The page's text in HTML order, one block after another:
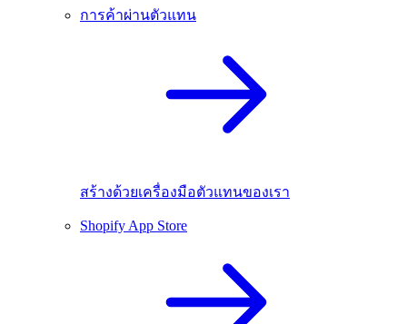
การค้าผ่านตัวแทน
สร้างด้วยเครื่องมือตัวแทนของเรา
Shopify App Store